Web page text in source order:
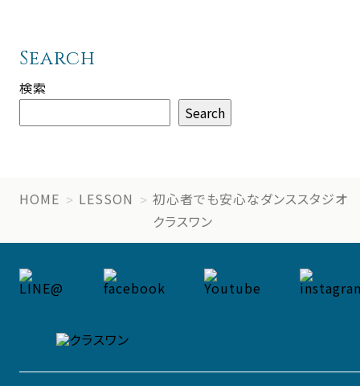
Search
検索
Search
HOME LESSON
初心者でも安心なダンススタジオ
クラスワン